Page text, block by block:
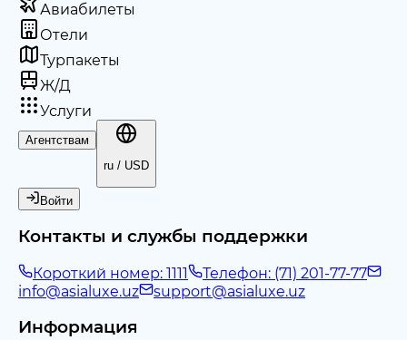
Авиабилеты
Отели
Турпакеты
Ж/Д
Услуги
Агентствам
ru / USD
Войти
Контакты и службы поддержки
Короткий номер: 1111
Телефон: (71) 201-77-77
info@asialuxe.uz
support@asialuxe.uz
Информация